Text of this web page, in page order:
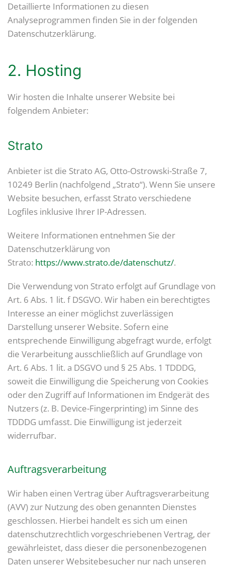
Detaillierte Informationen zu diesen
Analyseprogrammen finden Sie in der folgenden
Datenschutzerklärung.
2. Hosting
Wir hosten die Inhalte unserer Website bei
folgendem Anbieter:
Strato
Anbieter ist die Strato AG, Otto-Ostrowski-Straße 7,
10249 Berlin (nachfolgend „Strato“). Wenn Sie unsere
Website besuchen, erfasst Strato verschiedene
Logfiles inklusive Ihrer IP-Adressen.
Weitere Informationen entnehmen Sie der
Datenschutzerklärung von
Strato: https://www.strato.de/datenschutz/.
Die Verwendung von Strato erfolgt auf Grundlage von
Art. 6 Abs. 1 lit. f DSGVO. Wir haben ein berechtigtes
Interesse an einer möglichst zuverlässigen
Darstellung unserer Website. Sofern eine
entsprechende Einwilligung abgefragt wurde, erfolgt
die Verarbeitung ausschließlich auf Grundlage von
Art. 6 Abs. 1 lit. a DSGVO und § 25 Abs. 1 TDDDG,
soweit die Einwilligung die Speicherung von Cookies
oder den Zugriff auf Informationen im Endgerät des
Nutzers (z. B. Device-Fingerprinting) im Sinne des
TDDDG umfasst. Die Einwilligung ist jederzeit
widerrufbar.
Auftragsverarbeitung
Wir haben einen Vertrag über Auftragsverarbeitung
(AVV) zur Nutzung des oben genannten Dienstes
geschlossen. Hierbei handelt es sich um einen
datenschutzrechtlich vorgeschriebenen Vertrag, der
gewährleistet, dass dieser die personenbezogenen
Daten unserer Websitebesucher nur nach unseren